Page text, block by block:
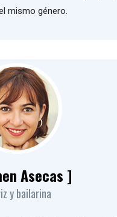
mismo género.
Asecas ]
y bailarina